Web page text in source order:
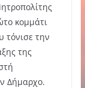
κομμάτι
τόνισε την
της
Δήμαρχο.